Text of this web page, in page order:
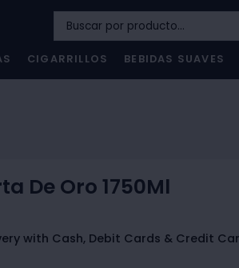
CIGARRILLOS BEBIDAS SUAVES
De Oro 1750Ml
with Cash, Debit Cards & Credit